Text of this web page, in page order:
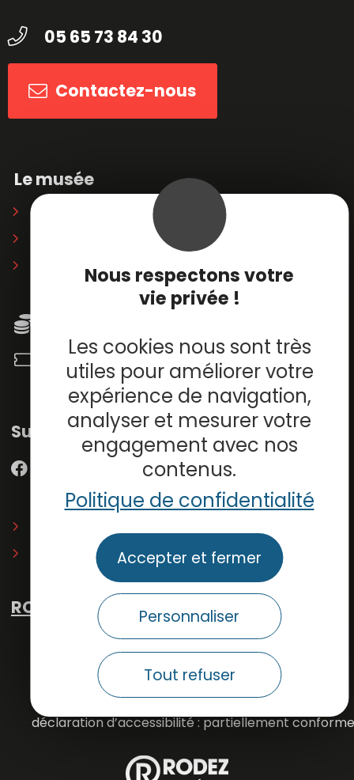
Nous respectons votre
vie privée !
Les cookies nous sont très
utiles pour améliorer votre
expérience de navigation,
analyser et mesurer votre
engagement avec nos
contenus.
Politique de confidentialité
Accepter et fermer
Personnaliser
Tout refuser
05 65 73 84 30
Contactez-nous
Le musée
Soirées privatives
Librairie / boutique
Billetterie en ligne
Suivez-nous
Espace presse
RODEZ TOURISME
mentions légales
conditions générales de vente
déclaration d’accessibilité : partiellement conforme